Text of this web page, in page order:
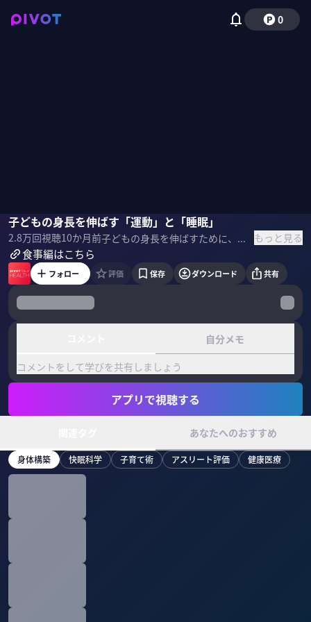
0
子どもの身長を伸ばす「運動」と「睡眠」
2.8万回視聴10か月前 子どもの身長を伸ばすために、食事と並んで大切なのが「運動」と「睡眠」。成長ホルモンの分泌を促す、最適な運動時間は？筋トレは身長に悪いって本当？身長の伸びを促す運動や睡眠のノウハウについて、田邊雄氏に聞いた。 ＜ゲスト＞ 田邊雄｜医師 金沢医科大学医学部を卒業後、順天堂大学医学部附属順天堂医院整形外科へ入局。2020年に東京神田整形外科クリニックを開業。愛称は「身長先生」。著書に『1万5000人のデータに基づいた すごい身長の伸ばし方』（KADOKAWA）など。 ▼参考書籍 『1万5000人のデータに基づいた すごい身長の伸ばし方』 もっと見る
田邊雄小手森千紗
食事編はこちら
フォロー 評価 保存 ダウンロード 共有
自分メモ
コメントをして学びを共有しましょう
アプリで視聴する
あなたへのおすすめ
身体構築 快眠科学 子育て術 アスリート評価 健康医療